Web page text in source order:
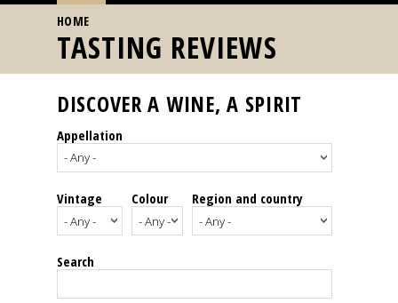
Home
Our
events
Spirits
Tasting
reviews
YOU ARE HERE
HOME
TASTING REVIEWS
DISCOVER A WINE, A SPIRIT
Appellation
Vintage Colour Region and country
Search